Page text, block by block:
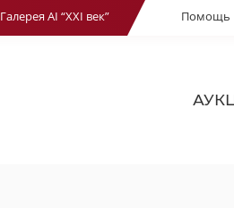
Галерея AI “XXI век” Помощь